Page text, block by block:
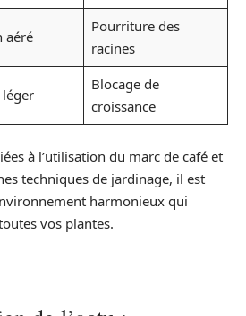
aéré
Pourriture des
racines
Blocage de
croissance
à l’utilisation du marc de café et
techniques de jardinage, il est
harmonieux qui
vos plantes.